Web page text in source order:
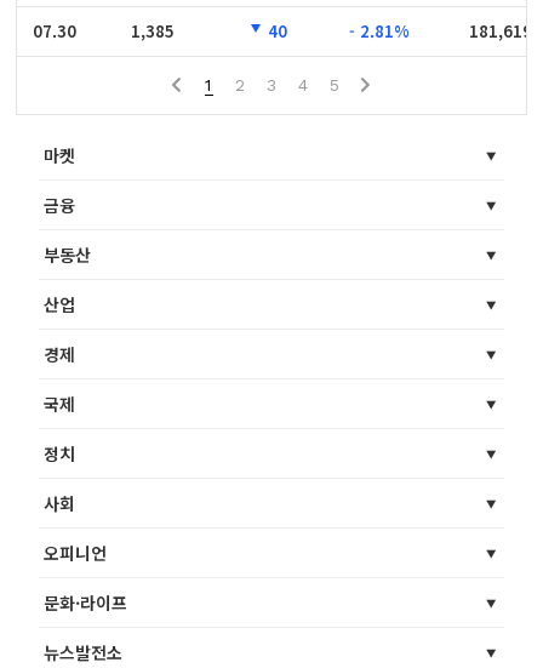
07.30
07.30 1,385 40 - 2.81% 181,619
1 2 3 4 5
마켓
금융
부동산
산업
경제
국제
정치
사회
오피니언
문화·라이프
뉴스발전소